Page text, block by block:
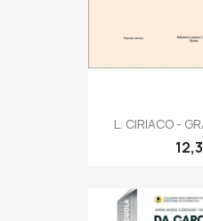
L. CIRIACO -